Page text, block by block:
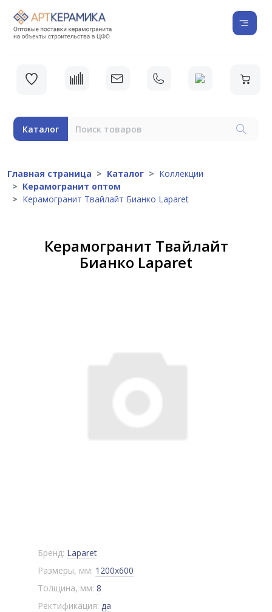
Каталог
Главная страница Каталог
Коллекции
Керамогранит оптом
Керамогранит Твайлайт Бианко Laparet
Керамогранит Твайлайт
Бианко Laparet
Бренд: Laparet
Размеры, мм: 1200x600
Толщина, мм: 8
Ректификация: да